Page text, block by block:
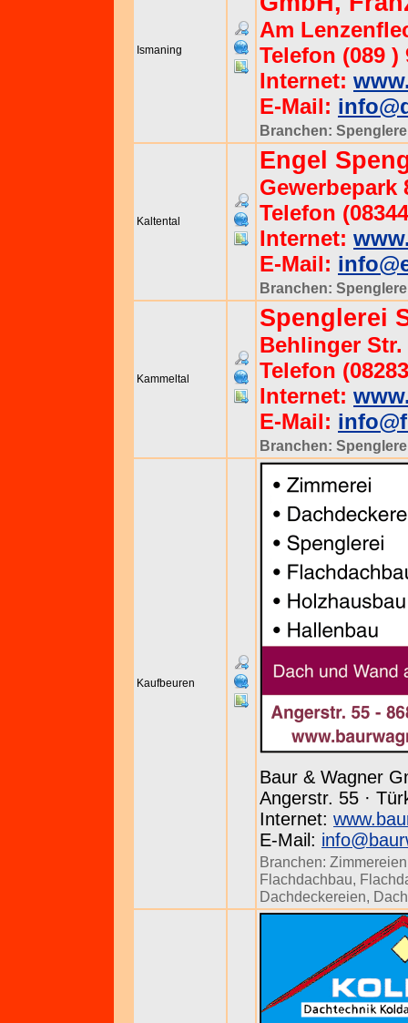
Ismaning
Am
Telefon (089 )
Internet:
E-Mail:
Branchen:
Kaltental
Engel
Gewerbepark
Telefon
Internet:
E-Mail:
Branchen:
Kammeltal
Spenglerei
Behlinger Str.
Telefon
Internet:
E-Mail:
Branchen:
Kaufbeuren
Baur & Wagner
Angerstr. 55 ·
Internet:
E-Mail:
Branchen: Zimmereien
Flachdachbau,
Dachdeckereien,